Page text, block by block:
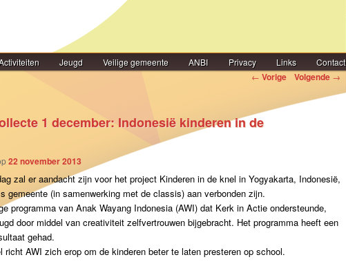
Jeugd Veilige gemeente ANBI Privacy Links Contact
← Vorige Volgende →
1 december: Indonesië kinderen in de
22 november 2013
zal er aandacht zijn voor het project Kinderen in de knel in Yogyakarta, Indonesië,
gemeente (in samenwerking met de classis) aan verbonden zijn.
programma van Anak Wayang Indonesia (AWI) dat Kerk in Actie ondersteunde,
door middel van creativiteit zelfvertrouwen bijgebracht. Het programma heeft een
gehad.
richt AWI zich erop om de kinderen beter te laten presteren op school.